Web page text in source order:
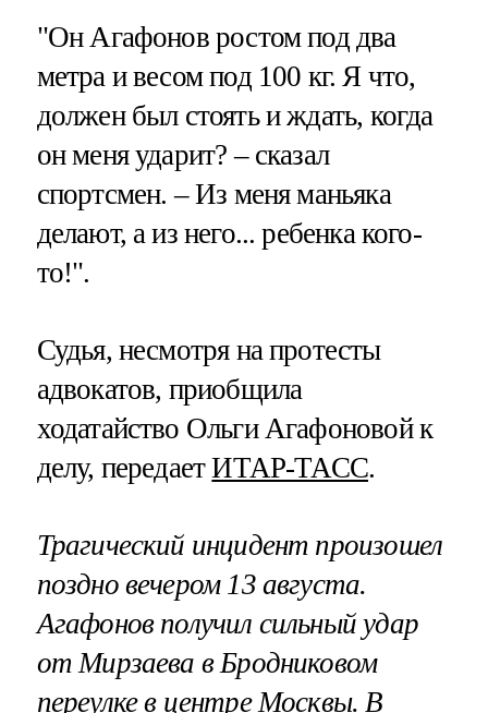
"Он Агафонов ростом под два
метра и весом под 100 кг. Я что,
должен был стоять и ждать, когда
он меня ударит? – сказал
спортсмен. – Из меня маньяка
делают, а из него... ребенка кого-
то!".
Судья, несмотря на протесты
адвокатов, приобщила
ходатайство Ольги Агафоновой к
делу, передаетИТАР-ТАСС.
Трагический инцидент произошел
поздно вечером 13 августа.
Агафонов получил сильный удар
от Мирзаева в Бродниковом
переулке в центре Москвы. В